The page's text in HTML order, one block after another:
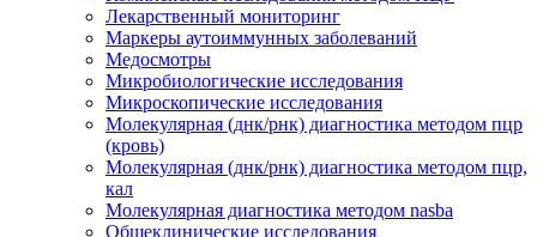
Лекарственный мониторинг
Маркеры аутоиммунных заболеваний
Медосмотры
Микробиологические исследования
Микроскопические исследования
Молекулярная (днк/рнк) диагностика методом пцр
(кровь)
Молекулярная (днк/рнк) диагностика методом пцр,
кал
Молекулярная диагностика методом nasba
Общеклинические исследования